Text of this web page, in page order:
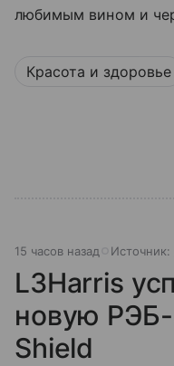
любимым вином и
Красота и здоровье
15 часов назад Источник:
L3Harris
новую
Shield